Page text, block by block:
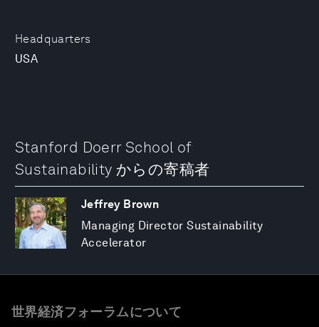
Headquarters
USA
Stanford Doerr School of
Sustainability からの寄稿者
Jeffrey Brown
Managing Director Sustainability
Accelerator
世界経済フォーラムについて